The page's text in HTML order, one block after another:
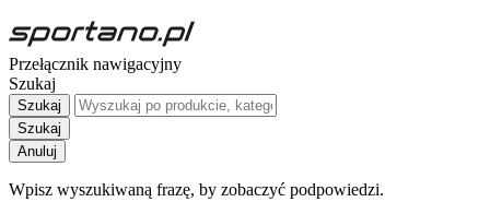
Przełącznik nawigacyjny
Szukaj
Szukaj
Szukaj
Anuluj
Wpisz wyszukiwaną frazę, by zobaczyć podpowiedzi.